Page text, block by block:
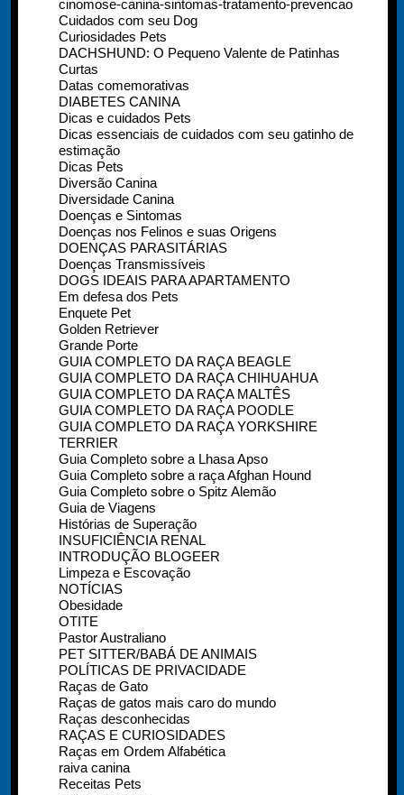
cinomose-canina-sintomas-tratamento-prevencao
Cuidados com seu Dog
Curiosidades Pets
DACHSHUND: O Pequeno Valente de Patinhas
Curtas
Datas comemorativas
DIABETES CANINA
Dicas e cuidados Pets
Dicas essenciais de cuidados com seu gatinho de
estimação
Dicas Pets
Diversão Canina
Diversidade Canina
Doenças e Sintomas
Doenças nos Felinos e suas Origens
DOENÇAS PARASITÁRIAS
Doenças Transmissíveis
DOGS IDEAIS PARA APARTAMENTO
Em defesa dos Pets
Enquete Pet
Golden Retriever
Grande Porte
GUIA COMPLETO DA RAÇA BEAGLE
GUIA COMPLETO DA RAÇA CHIHUAHUA
GUIA COMPLETO DA RAÇA MALTÊS
GUIA COMPLETO DA RAÇA POODLE
GUIA COMPLETO DA RAÇA YORKSHIRE
TERRIER
Guia Completo sobre a Lhasa Apso
Guia Completo sobre a raça Afghan Hound
Guia Completo sobre o Spitz Alemão
Guia de Viagens
Histórias de Superação
INSUFICIÊNCIA RENAL
INTRODUÇÃO BLOGEER
Limpeza e Escovação
NOTÍCIAS
Obesidade
OTITE
Pastor Australiano
PET SITTER/BABÁ DE ANIMAIS
POLÍTICAS DE PRIVACIDADE
Raças de Gato
Raças de gatos mais caro do mundo
Raças desconhecidas
RAÇAS E CURIOSIDADES
Raças em Ordem Alfabética
raiva canina
Receitas Pets